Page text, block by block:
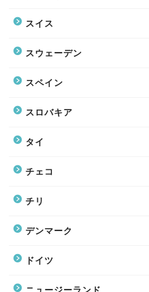
スイス
スウェーデン
スペイン
スロバキア
タイ
チェコ
チリ
デンマーク
ドイツ